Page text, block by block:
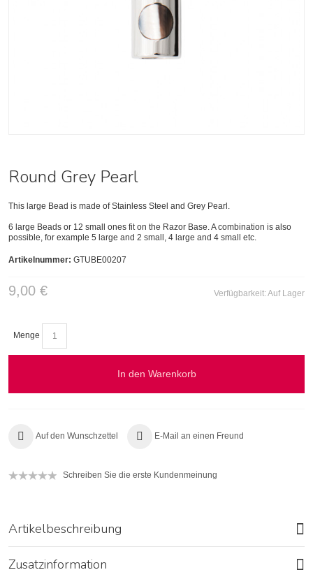
Round Grey Pearl
This large Bead is made of Stainless Steel and Grey Pearl.
6 large Beads or 12 small ones fit on the Razor Base. A combination is also
possible, for example 5 large and 2 small, 4 large and 4 small etc.
Artikelnummer: GTUBE00207
Verfügbarkeit: Auf Lager
9,00 €
Menge
In den Warenkorb
Auf den Wunschzettel E-Mail an einen Freund
Schreiben Sie die erste Kundenmeinung
Artikelbeschreibung
Zusatzinformation